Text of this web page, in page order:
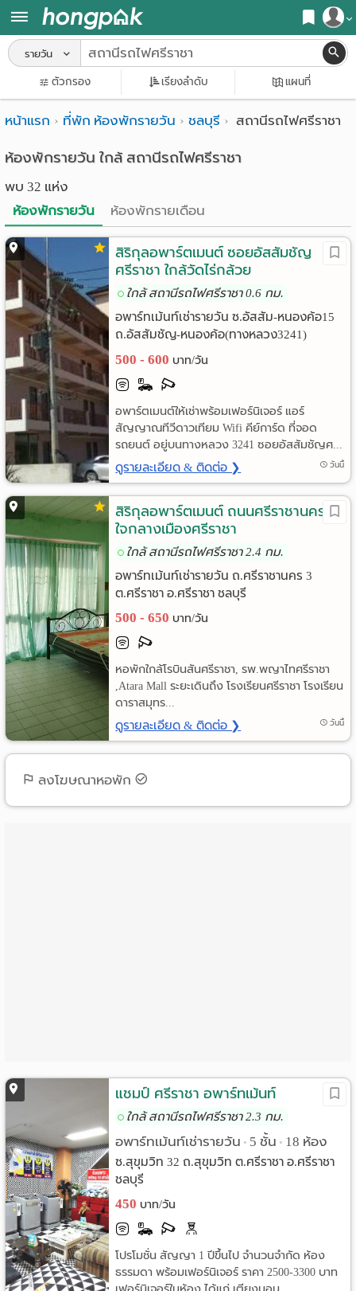
สมัครสมาชิก
เข้าสู่ระบบ
หน้า
ค้นหา
หอพัก ใกล้ฉัน
ค้นจากสถานีรถไฟฟ้า
ค้นตามจังหวัด
ค้นจากสถานศึกษา
ค้นจากแผนที่
ค้นแบบละเอียด
อ
พาร์
ท
เม้น
ท์
ห้อง
พัก
ราย
เดือน
ห้อง
พัก
ราย
วัน
ลง
โฆษณา
ลง
ประกาศ
ฟรี
Language
รายวัน
ตัวกรอง เรียงลำดับ แผนที่
หน้าแรก ที่พัก ห้องพักรายวัน ชลบุรี สถานีรถไฟศรีราชา
ห้องพักรายวัน ใกล้ สถานีรถไฟศรีราชา
พบ 32 แห่ง
ห้องพักรายวัน
ห้องพักรายเดือน
สิริกุลอพาร์ตเมนต์ ซอยอัสสัมชัญ
ศรีราชา ใกล้วัดไร่กล้วย
ใกล้ สถานีรถไฟศรีราชา 0.6 กม.
อพาร์ทเม้นท์เช่ารายวัน ซ.อัสสัม-หนองค้อ15
ถ.อัสสัมชัญ-หนองค้อ(ทางหลวง3241)
ต.สุรศักดิ์ อ.ศรีราชา ชลบุรี
500 - 600 บาท/วัน
อพาร์ตเมนต์ให้เช่าพร้อมเฟอร์นิเจอร์ แอร์
สัญญาณทีวีดาวเทียม Wifi คีย์การ์ด ที่จอด
รถยนต์ อยู่บนทางหลวง 3241 ซอยอัสสัมชัญศ...
ดูรายละเอียด & ติดต่อ ❯ วันนี้
สิริกุลอพาร์ตเมนต์ ถนนศรีราชานคร3
ใจกลางเมืองศรีราชา
ใกล้ สถานีรถไฟศรีราชา 2.4 กม.
อพาร์ทเม้นท์เช่ารายวัน ถ.ศรีราชานคร 3
ต.ศรีราชา อ.ศรีราชา ชลบุรี
500 - 650 บาท/วัน
หอพักใกล้โรบินสันศรีราชา, รพ.พญาไทศรีราชา
,Atara Mall ระยะเดินถึง โรงเรียนศรีราชา โรงเรียน
ดาราสมุทร...
ดูรายละเอียด & ติดต่อ ❯ วันนี้
ลงโฆษณาหอพัก
แชมป์ ศรีราชา อพาร์ทเม้นท์
ใกล้ สถานีรถไฟศรีราชา 2.3 กม.
อพาร์ทเม้นท์เช่ารายวัน • 5 ชั้น • 18 ห้อง
ซ.สุขุมวิท 32 ถ.สุขุมวิท ต.ศรีราชา อ.ศรีราชา
ชลบุรี
450 บาท/วัน
โปรโมชั่น สัญญา 1 ปีขึ้นไป จำนวนจำกัด ห้อง
ธรรมดา พร้อมเฟอร์นิเจอร์ ราคา 2500-3300 บาท